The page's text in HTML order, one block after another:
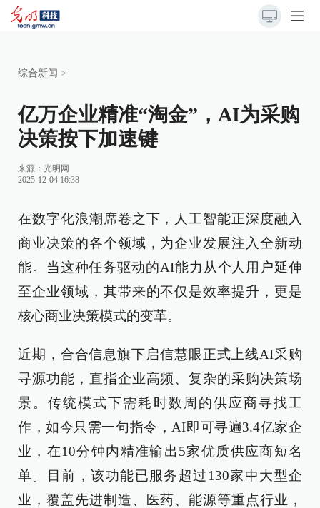
综合新闻 >
亿万企业精准“淘金”，AI为采购
决策按下加速键
来源：光明网
2025-12-04 16:38
在数字化浪潮席卷之下，人工智能正深度融入
商业决策的各个领域，为企业发展注入全新动
能。当这种任务驱动的AI能力从个人用户延伸
至企业领域，其带来的不仅是效率提升，更是
核心商业决策模式的变革。
近期，合合信息旗下启信慧眼正式上线AI采购
寻源功能，直指企业高频、复杂的采购决策场
景。传统模式下需耗时数周的供应商寻找工
作，如今只需一句指令，AI即可寻遍3.4亿家企
业，在10分钟内精准输出5家优质供应商短名
单。目前，该功能已服务超过130家中大型企
业，覆盖先进制造、医药、能源等重点行业，